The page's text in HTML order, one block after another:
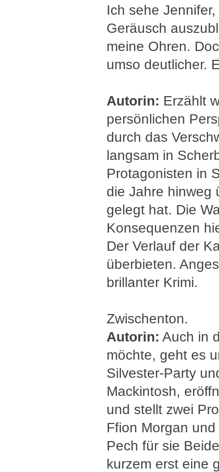
Ich sehe
Geräusch
meine Ohren.
umso deutlicher.
Autorin: Erzählt
persönlichen
durch das
langsam in
Protagonisten in
die Jahre hinweg
gelegt hat. Die
Konsequenzen
Der Verlauf der
überbieten.
brillanter Krimi.
Zwischenton.
Autorin: Auch in
möchte, geht es
Silvester-Party
Mackintosh,
und stellt zwei
Ffion Morgan
Pech für sie
kurzem erst eine